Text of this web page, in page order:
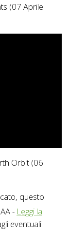
(07 Aprile
Orbit (06
questo
- Leggi la
eventuali